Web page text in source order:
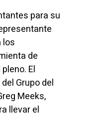
para su
los
de
El
Grupo del
Meeks,
llevar el